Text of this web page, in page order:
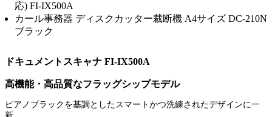
応) FI-IX500A
カール事務器 ディスクカッター裁断機 A4サイズ DC-210N
ブラック
ドキュメントスキャナ FI-IX500A
高機能・高品質なフラッグシップモデル
ピアノブラックを基調としたスマートかつ洗練されたデザインに一